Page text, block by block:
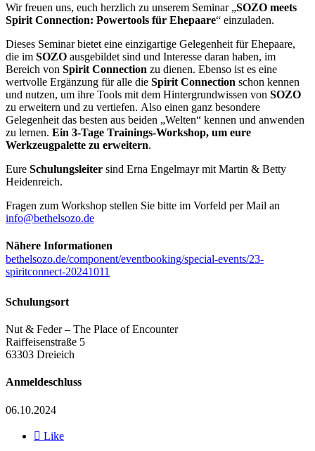
Wir freuen uns, euch herzlich zu unserem Seminar „SOZO meets
Spirit Connection: Powertools für Ehepaare“ einzuladen.
Dieses Seminar bietet eine einzigartige Gelegenheit für Ehepaare,
die im SOZO ausgebildet sind und Interesse daran haben, im
Bereich von Spirit Connection zu dienen. Ebenso ist es eine
wertvolle Ergänzung für alle die Spirit Connection schon kennen
und nutzen, um ihre Tools mit dem Hintergrundwissen von SOZO
zu erweitern und zu vertiefen. Also einen ganz besondere
Gelegenheit das besten aus beiden „Welten“ kennen und anwenden
zu lernen. Ein 3-Tage Trainings-Workshop, um eure
Werkzeugpalette zu erweitern.
Eure Schulungsleiter sind Erna Engelmayr mit Martin & Betty
Heidenreich.
Fragen zum Workshop stellen Sie bitte im Vorfeld per Mail an
info@bethelsozo.de
Nähere Informationen
bethelsozo.de/component/eventbooking/special-events/23-
spiritconnect-20241011
Schulungsort
Nut & Feder – The Place of Encounter
Raiffeisenstraße 5
63303 Dreieich
Anmeldeschluss
06.10.2024
 Like